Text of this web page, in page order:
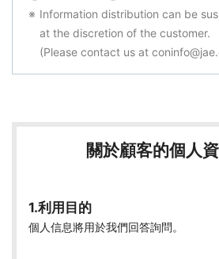
Information distribution can be
at the discretion of the customer.
(Please contact us at
關於顧客的個人
1.利用目的
個人信息將用於我們回答詢問。